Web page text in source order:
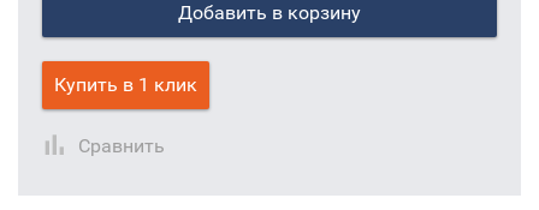
Добавить в корзину
Купить в 1 клик
Сравнить